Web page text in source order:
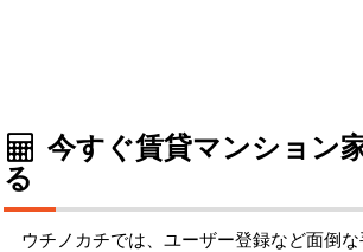
今すぐ賃貸マンション
る
ウチノカチでは、ユーザー登録など面倒